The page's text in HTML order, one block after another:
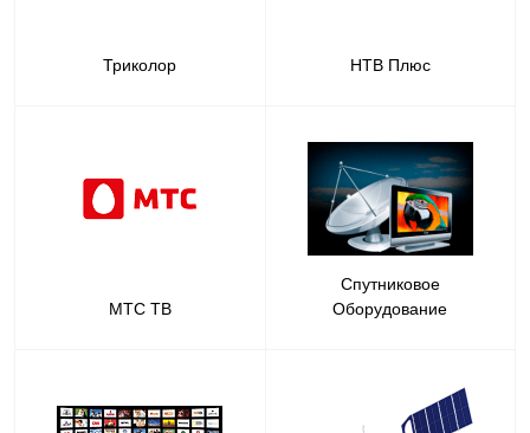
Триколор НТВ Плюс
МТС ТВ
Спутниковое
Оборудование